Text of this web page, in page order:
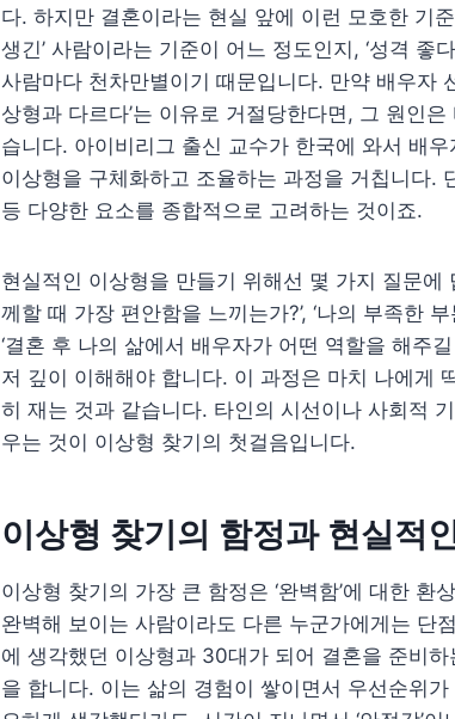
다. 하지만 결혼이라는 현실 앞에 이런 모호한 기
생긴’ 사람이라는 기준이 어느 정도인지, ‘성격 좋
사람마다 천차만별이기 때문입니다. 만약 배우자
상형과 다르다’는 이유로 거절당한다면, 그 원인
습니다. 아이비리그 출신 교수가 한국에 와서 배
이상형을 구체화하고 조율하는 과정을 거칩니다. 단
등 다양한 요소를 종합적으로 고려하는 것이죠.
현실적인 이상형을 만들기 위해선 몇 가지 질문에
께할 때 가장 편안함을 느끼는가?’, ‘나의 부족한
‘결혼 후 나의 삶에서 배우자가 어떤 역할을 해주
저 깊이 이해해야 합니다. 이 과정은 마치 나에게
히 재는 것과 같습니다. 타인의 시선이나 사회적
우는 것이 이상형 찾기의 첫걸음입니다.
이상형 찾기의 함정과 현실적
이상형 찾기의 가장 큰 함정은 ‘완벽함’에 대한
완벽해 보이는 사람이라도 다른 누군가에게는 단
에 생각했던 이상형과 30대가 되어 결혼을 준비
을 합니다. 이는 삶의 경험이 쌓이면서 우선순위